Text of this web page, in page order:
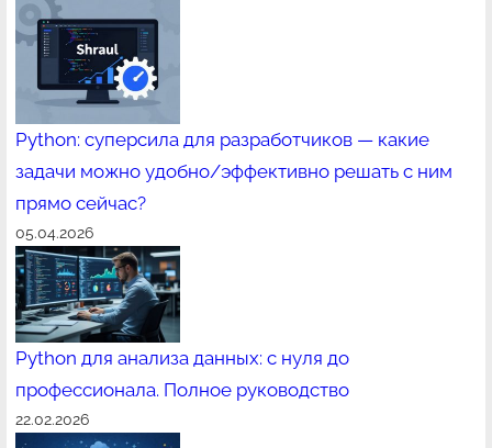
Python: суперсила для разработчиков — какие
задачи можно удобно/эффективно решать с ним
прямо сейчас?
05.04.2026
Python для анализа данных: с нуля до
профессионала. Полное руководство
22.02.2026